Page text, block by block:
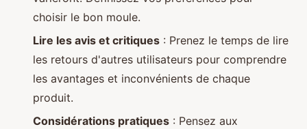
choisir le bon moule.
Lire les avis et critiques : Prenez le temps de lire
les retours d'autres utilisateurs pour comprendre
les avantages et inconvénients de chaque
produit.
Considérations pratiques : Pensez aux